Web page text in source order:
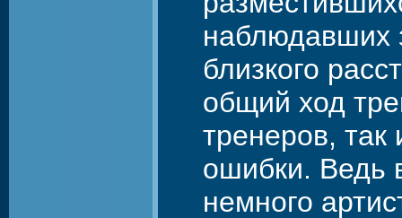
наблюдавших
близкого
общий ход
тренеров, так
ошибки. Ведь
немного